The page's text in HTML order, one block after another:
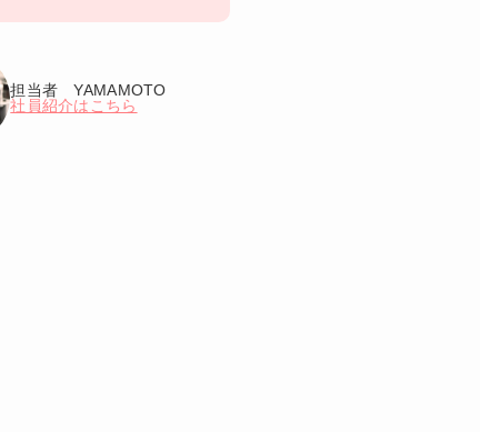
担当者 YAMAMOTO
社員紹介はこちら